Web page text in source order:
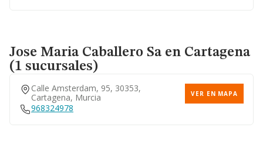
Jose Maria Caballero Saen Cartagena
(1 sucursales)
Calle Amsterdam, 95, 30353,
Cartagena, Murcia
VER EN MAPA
968324978